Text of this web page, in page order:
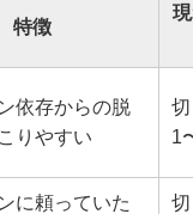
特徴
依存からの脱
りやすい
1
に頼っていた